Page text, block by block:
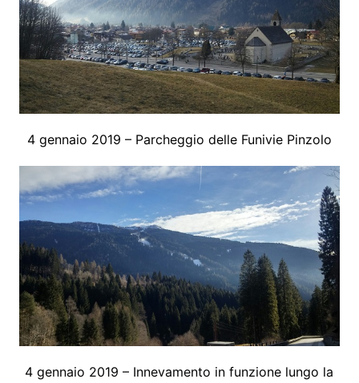
4 gennaio 2019 – Parcheggio delle Funivie Pinzolo
4 gennaio 2019 – Innevamento in funzione lungo la